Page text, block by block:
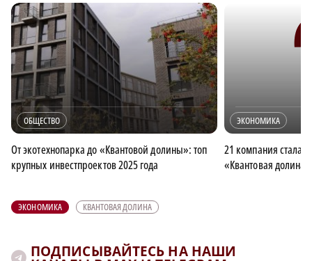
ОБЩЕСТВО
От экотехнопарка до «Квантовой долины»: топ
крупных инвестпроектов 2025 года
ЭКОНОМИКА
21 компания стала
«Квантовая
ЭКОНОМИКА КВАНТОВАЯ ДОЛИНА
ПОДПИСЫВАЙТЕСЬ НА НАШИ